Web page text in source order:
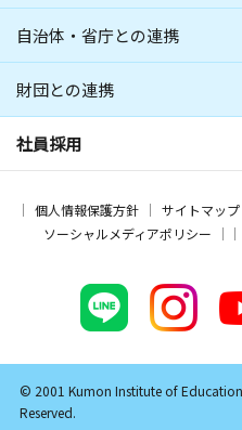
自治体・省庁との連携
財団との連携
社員採用
個人情報保護方針 サイトマップ
ソーシャルメディアポリシー
© 2001 Kumon Institute of
Reserved.